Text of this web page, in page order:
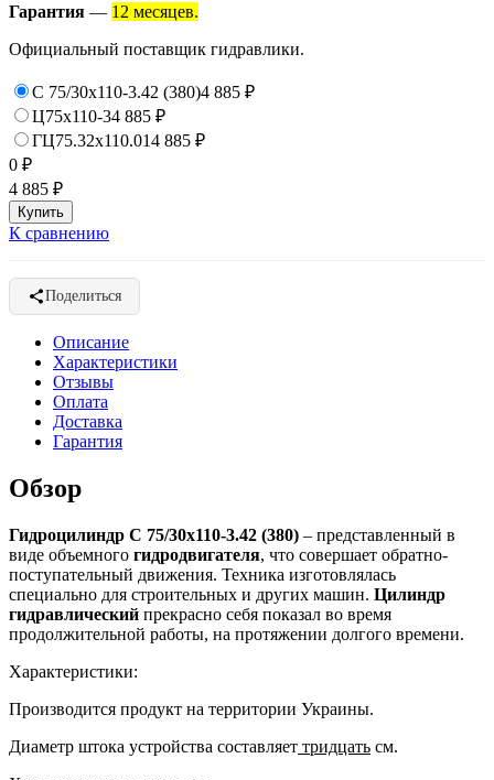
Гарантия — 12 месяцев.
Официальный поставщик гидравлики.
C 75/30x110-3.42 (380)4 885 ₽
Ц75х110-34 885 ₽
ГЦ75.32х110.014 885 ₽
0 ₽
4 885 ₽
К сравнению
Поделиться
Описание
Характеристики
Отзывы
Оплата
Доставка
Гарантия
Обзор
Гидроцилиндр C 75/30x110-3.42 (380) – представленный в
виде объемного гидродвигателя, что совершает обратно-
поступательный движения. Техника изготовлялась
специально для строительных и других машин. Цилиндр
гидравлический прекрасно себя показал во время
продолжительной работы, на протяжении долгого времени.
Характеристики:
Производится продукт на территории Украины.
Диаметр штока устройства составляет тридцать см.